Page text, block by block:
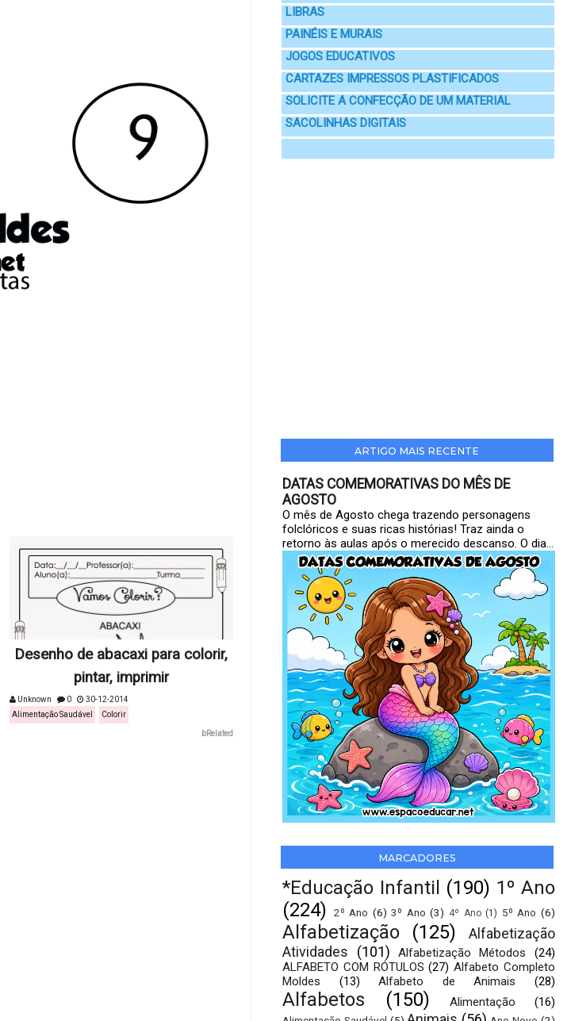
Desenho de abacaxi para colorir,
pintar, imprimir
Unknown 0
30-12-2014
Alimentação Saudável
Colorir
bRelated
LIBRAS
PAINÉIS E MURAIS
JOGOS EDUCATIVOS
CARTAZES IMPRESSOS PLASTIFICADOS
SOLICITE A CONFECÇÃO DE UM MATERIAL
SACOLINHAS DIGITAIS
ARTIGO MAIS RECENTE
DATAS COMEMORATIVAS DO MÊS DE
AGOSTO
O mês de Agosto chega trazendo personagens
folclóricos e suas ricas histórias! Traz ainda o
retorno às aulas após o merecido descanso. O dia...
MARCADORES
*Educação Infantil (190) 1º Ano
(224)
2º Ano (6) 3º Ano (3) 4º Ano (1) 5º Ano (6)
Alfabetização (125)
Alfabetização
Atividades
(101) Alfabetização Métodos
(24)
ALFABETO COM RÓTULOS (27) Alfabeto Completo
Moldes
(13) Alfabeto de Animais (28)
Alfabetos (150) Alimentação (16)